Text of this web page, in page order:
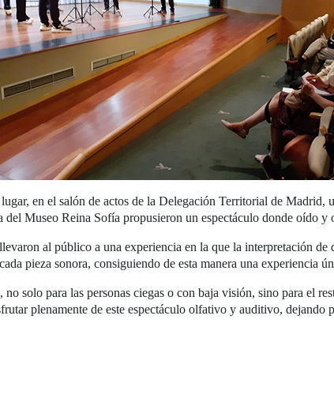
en el salón de actos de la Delegación Territorial de Madrid,
Museo Reina Sofía propusieron un espectáculo donde oído
al público a una experiencia en la que la interpretación de
pieza sonora, consiguiendo de esta manera una experiencia
solo para las personas ciegas o con baja visión, sino para el
plenamente de este espectáculo olfativo y auditivo, dejando